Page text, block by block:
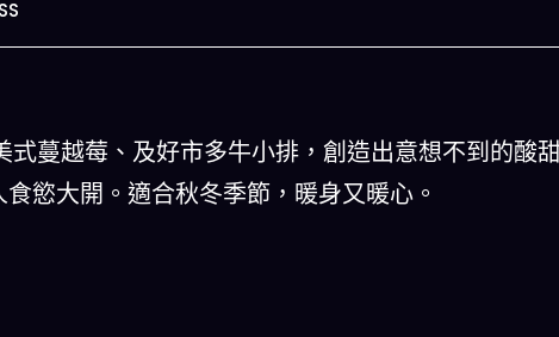
式蔓越莓、及好市多牛小排，創造出意想不到的酸
慾大開。適合秋冬季節，暖身又暖心。